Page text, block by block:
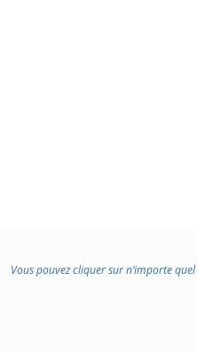
Vous pouvez cliquer sur n’importe